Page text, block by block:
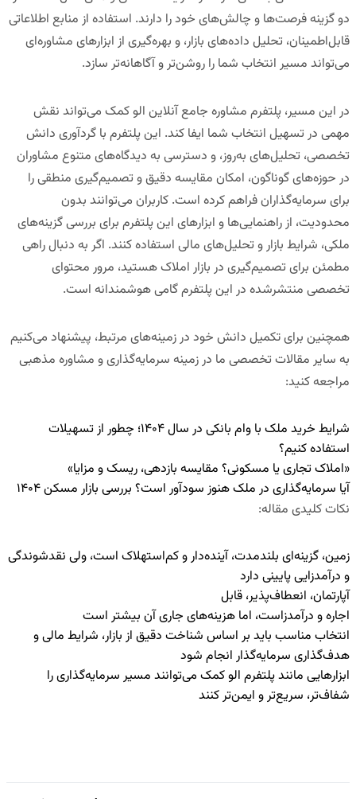
دو گزینه فرصت‌ها و چالش‌های خود را دارند. استفاده از منابع اطلاعاتی
قابل‌اطمینان، تحلیل داده‌های بازار، و بهره‌گیری از ابزارهای مشاوره‌ای
می‌تواند مسیر انتخاب شما را روشن‌تر و آگاهانه‌تر سازد.
در این مسیر، پلتفرم مشاوره جامع آنلاین الو کمک می‌تواند نقش
مهمی در تسهیل انتخاب شما ایفا کند. این پلتفرم با گردآوری دانش
تخصصی، تحلیل‌های به‌روز، و دسترسی به دیدگاه‌های متنوع مشاوران
در حوزه‌های گوناگون، امکان مقایسه دقیق و تصمیم‌گیری منطقی را
برای سرمایه‌گذاران فراهم کرده است. کاربران می‌توانند بدون
محدودیت، از راهنمایی‌ها و ابزارهای این پلتفرم برای بررسی گزینه‌های
ملکی، شرایط بازار و تحلیل‌های مالی استفاده کنند. اگر به دنبال راهی
مطمئن برای تصمیم‌گیری در بازار املاک هستید، مرور محتوای
تخصصی منتشرشده در این پلتفرم گامی هوشمندانه است.
همچنین برای تکمیل دانش خود در زمینه‌های مرتبط، پیشنهاد می‌کنیم
به سایر مقالات تخصصی ما در زمینه سرمایه‌گذاری و مشاوره مذهبی
مراجعه کنید:
شرایط خرید ملک با وام بانکی در سال ۱۴۰۴؛ چطور از تسهیلات
استفاده کنیم؟
«املاک تجاری یا مسکونی؟ مقایسه بازدهی، ریسک و مزایا»
آیا سرمایه‌گذاری در ملک هنوز سودآور است؟ بررسی بازار مسکن ۱۴۰۴
نکات کلیدی مقاله:
زمین، گزینه‌ای بلندمدت، آینده‌دار و کم‌استهلاک است، ولی نقدشوندگی
و درآمدزایی پایینی دارد
آپارتمان، انعطاف‌پذیر، قابل
اجاره و درآمدزاست، اما هزینه‌های جاری آن بیشتر است
انتخاب مناسب باید بر اساس شناخت دقیق از بازار، شرایط مالی و
هدف‌گذاری سرمایه‌گذار انجام شود
ابزارهایی مانند پلتفرم الو کمک می‌توانند مسیر سرمایه‌گذاری را
شفاف‌تر، سریع‌تر و ایمن‌تر کنند